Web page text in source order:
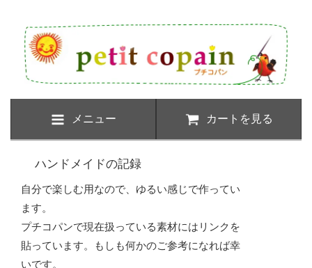
メニュー カートを見る
ハンドメイドの記録
自分で楽しむ用なので、ゆるい感じで作ってい
ます。
プチコパンで現在扱っている素材にはリンクを
貼っています。もしも何かのご参考になれば幸
いです。